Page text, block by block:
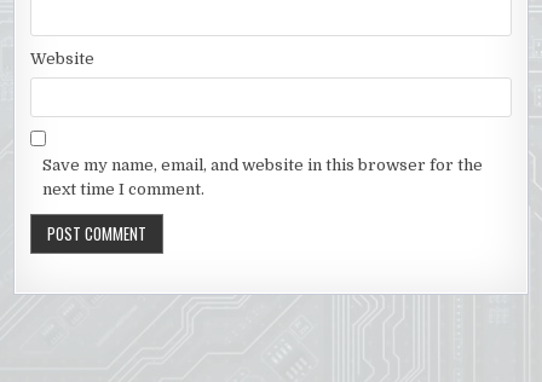
Website
Save my name, email, and website in this browser for the
next time I comment.